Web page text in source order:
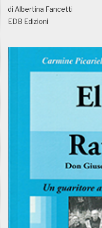
di Albertina Fancetti
EDB Edizioni